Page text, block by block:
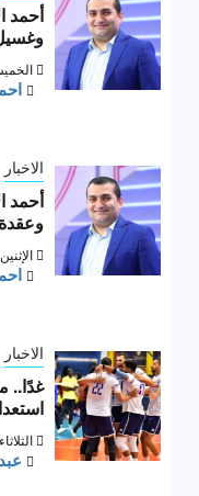
أحمد
الخميس, 31 يوليو
الاخبار
أحمد
الإثنين, 30 يونيو 2025,
الاخبار
غدًا..
الثلاثاء, 10 يونيو 2025,